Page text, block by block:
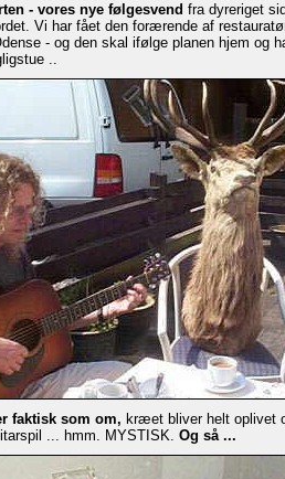
- vores nye følgesvend fra dyreriget
Vi har fået den forærende af
- og den skal ifølge planen hjem og
..
faktisk som om, kræet bliver helt oplivet
... hmm. MYSTISK. Og så ...